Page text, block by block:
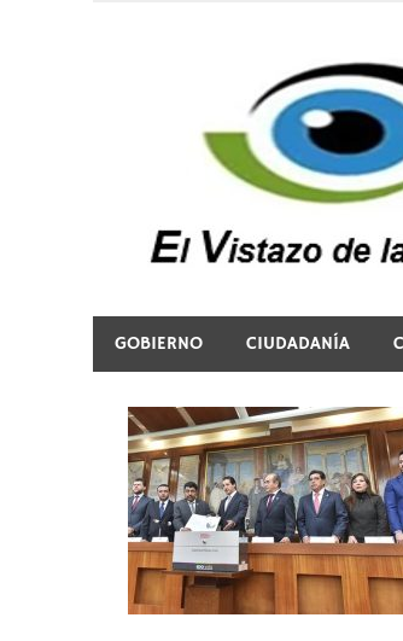
GOBIERNO CIUDADANÍA